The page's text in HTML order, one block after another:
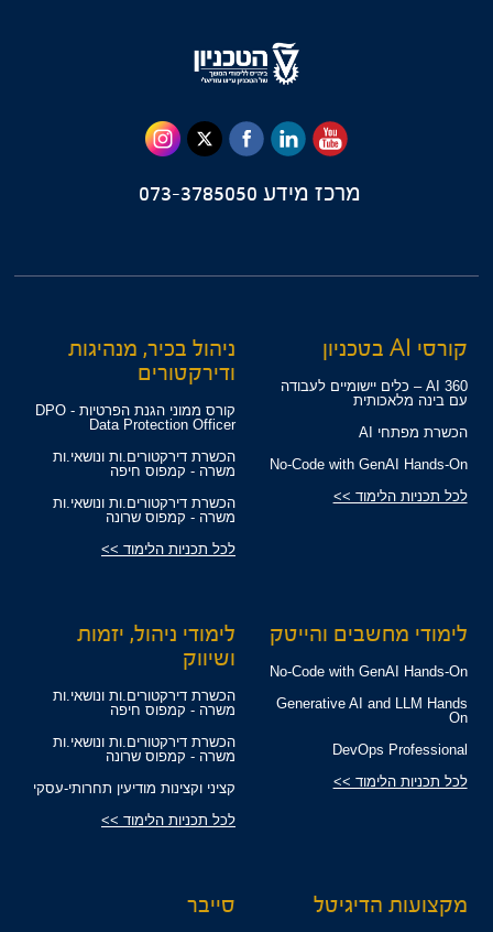
מרכז מידע
קורסי AI בטכניון
360 AI – כלים יישומיים לעבודה
עם בינה מלאכותית
הכשרת מפתחי AI
No-Code with GenAI Hands-On
לכל תכניות הלימוד >>
ניהול בכיר, מנהיגות
ודירקטורים
קורס ממוני הגנת הפרטיות - DPO
Data Protection Officer
הכשרת דירקטורים.ות ונושאי.ות
משרה - קמפוס חיפה
הכשרת דירקטורים.ות ונושאי.ות
משרה - קמפוס שרונה
לכל תכניות הלימוד >>
לימודי מחשבים והייטק
No-Code with GenAI Hands-On
Generative AI and LLM Hands
On
DevOps Professional
לכל תכניות הלימוד >>
לימודי ניהול, יזמות
ושיווק
הכשרת דירקטורים.ות ונושאי.ות
משרה - קמפוס חיפה
הכשרת דירקטורים.ות ונושאי.ות
משרה - קמפוס שרונה
קציני וקצינות מודיעין תחרותי-עסקי
לכל תכניות הלימוד >>
מקצועות הדיגיטל סייבר